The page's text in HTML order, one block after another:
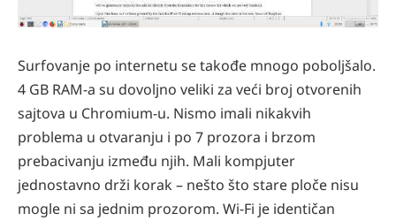
Surfovanje po internetu se takođe mnogo poboljšalo.
4 GB RAM-a su dovoljno veliki za veći broj otvorenih
sajtova u Chromium-u. Nismo imali nikakvih
problema u otvaranju i po 7 prozora i brzom
prebacivanju između njih. Mali kompjuter
jednostavno drži korak – nešto što stare ploče nisu
mogle ni sa jednim prozorom. Wi-Fi je identičan